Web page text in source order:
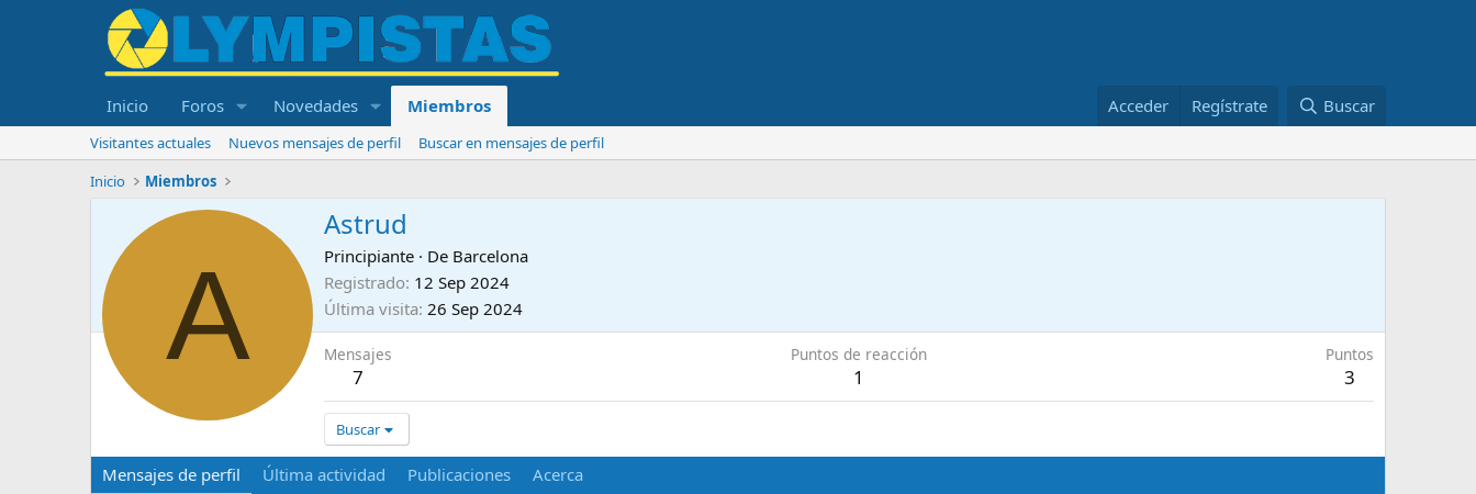
Inicio Foros Novedades Miembros Acceder Regístrate Buscar
Visitantes actuales Nuevos mensajes de perfil
Buscar en mensajes de perfil
Inicio
Miembros
A
Astrud
Principiante · De Barcelona
Registrado 12 Sep 2024
Última visita 26 Sep 2024
Mensajes
7
Puntos de reacción
1
Puntos
3
Buscar
Mensajes de perfil Última actividad Publicaciones Acerca